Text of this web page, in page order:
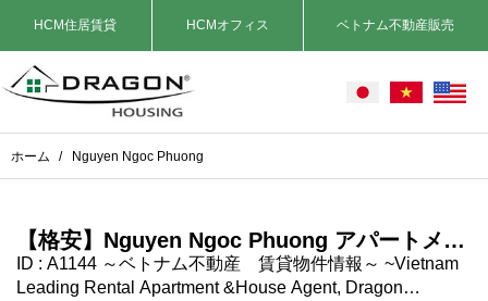
HCM住居賃貸 HCMオフィス ベトナム不動産販売
ホーム / Nguyen Ngoc Phuong
【格安】Nguyen Ngoc Phuong アパートメン
ト (4) Binh Thanh区 ホーチミン市 ベトナ
ム 不動産
ID : A1144 ～ベトナム不動産 賃貸物件情報～ ~Vietnam
Leading Rental Apartment &House Agent, Dragon